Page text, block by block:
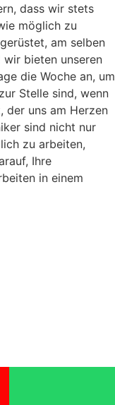
dass wir stets
möglich zu
am selben
wir bieten unseren
die Woche an, um
Stelle sind, wenn
der uns am Herzen
sind nicht nur
zu arbeiten,
Ihre
in einem